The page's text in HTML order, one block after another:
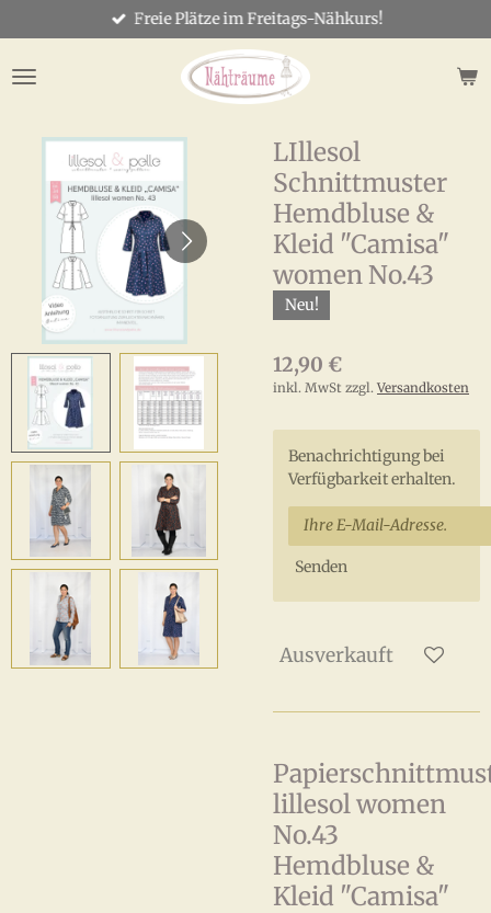
Hauptinhalt
springen
Freie Plätze im Freitags-Nähkurs!
LIllesol
Schnittmuster
Hemdbluse &
Kleid "Camisa"
women No.43
Neu!
12,90 €
inkl. MwSt zzgl. Versandkosten
Benachrichtigung bei
Verfügbarkeit erhalten.
Senden
Ausverkauft
lillesol women
No.43
Hemdbluse &
Kleid "Camisa"